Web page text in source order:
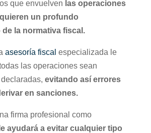
que envuelven las operaciones
un profundo
la normativa fiscal.
asesoría fiscal especializada le
las operaciones sean
evitando así errores
en sanciones.
firma profesional como
le ayudará a evitar cualquier tipo